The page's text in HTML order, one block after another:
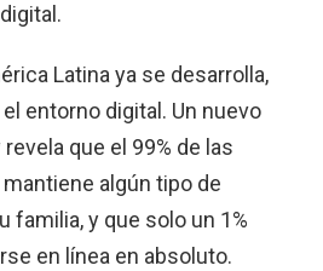
Latina ya se desarrolla,
entorno digital. Un nuevo
que el 99% de las
algún tipo de
familia, y que solo un 1%
en línea en absoluto.